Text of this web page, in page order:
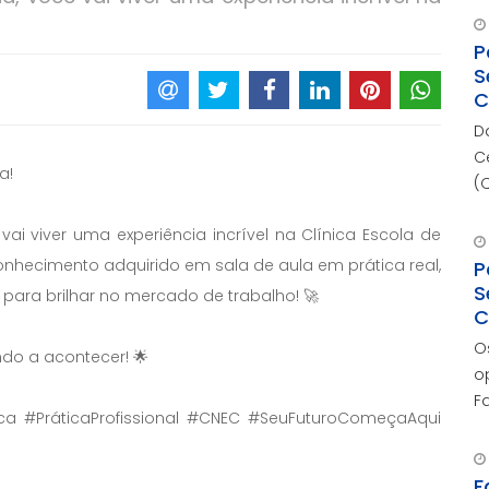
viver uma experiência incrível na Clínica Escola de
adquirido em sala de aula em prática real,
brilhar no mercado de trabalho! 🚀
a acontecer! 🌟
#CNEC #SeuFuturoComeçaAqui